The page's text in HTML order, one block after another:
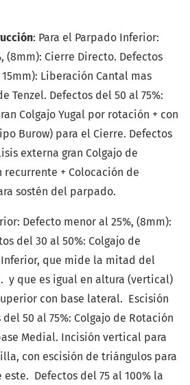
: Para el Parpado Inferior:
(8mm): Cierre Directo. Defectos
Liberación Cantal mas
Tenzel. Defectos del 50 al 75%:
Colgajo Yugal por rotación + con
Burow) para el Cierre. Defectos
externa gran Colgajo de
+ Colocación de
sostén del parpado.
Defecto menor al 25%, (8mm):
del 30 al 50%: Colgajo de
que mide la mitad del
y que es igual en altura (vertical)
con base lateral. Escisión
del 50 al 75%: Colgajo de Rotación
Medial. Incisión vertical para
con escisión de triángulos para
Defectos del 75 al 100% la